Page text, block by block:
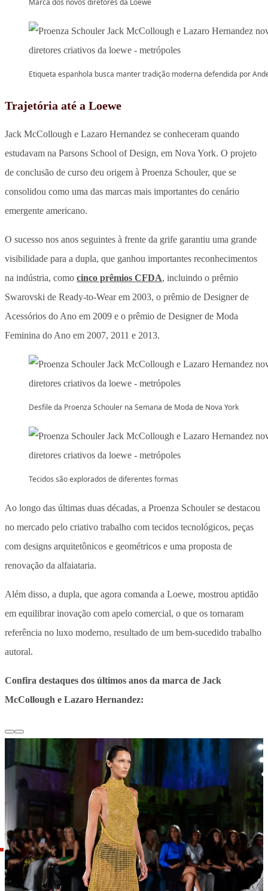
Etiqueta espanhola busca manter tradição moderna defendida por
Trajetória até a Loewe
Jack McCollough e Lazaro Hernandez se conheceram quando
estudavam na Parsons School of Design, em Nova York. O projeto
de conclusão de curso deu origem à Proenza Schouler, que se
consolidou como uma das marcas mais importantes do cenário
emergente americano.
O sucesso nos anos seguintes à frente da grife garantiu uma grande
visibilidade para a dupla, que ganhou importantes reconhecimentos
na indústria, como cinco prêmios CFDA, incluindo o prêmio
Swarovski de Ready-to-Wear em 2003, o prêmio de Designer de
Acessórios do Ano em 2009 e o prêmio de Designer de Moda
Feminina do Ano em 2007, 2011 e 2013.
Desfile da Proenza Schouler na Semana de Moda de Nova York
Tecidos são explorados de diferentes formas
Ao longo das últimas duas décadas, a Proenza Schouler se destacou
no mercado pelo criativo trabalho com tecidos tecnológicos, peças
com designs arquitetônicos e geométricos e uma proposta de
renovação da alfaiataria.
Além disso, a dupla, que agora comanda a Loewe, mostrou aptidão
em equilibrar inovação com apelo comercial, o que os tornaram
referência no luxo moderno, resultado de um bem-sucedido trabalho
autoral.
Confira destaques dos últimos anos da marca de Jack
McCollough e Lazaro Hernandez: